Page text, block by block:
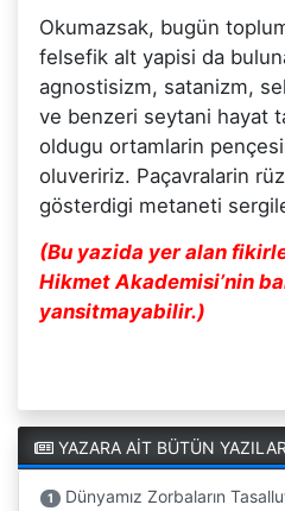
Okumazsak, bugün
felsefik alt yapisi da
agnostisizm, satanizm,
ve benzeri seytani hayat
oldugu ortamlarin
oluveririz. Paçavralarin
gösterdigi metaneti
(Bu yazida yer alan
Hikmet Akademisi’nin
yansitmayabilir.)
YAZARA AİT BÜTÜN YAZILAR
1 Dünyamız Zorbaların